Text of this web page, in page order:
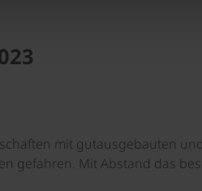
mit gutausgebauten
gefahren. Mit Abstand das